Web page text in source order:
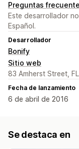
Preguntas
Este desarrollador
Español.
Desarrollador
Bonify
Sitio web
83 Amherst Street,
Fecha de lanzamiento
6 de abril de 2016
Se destaca en